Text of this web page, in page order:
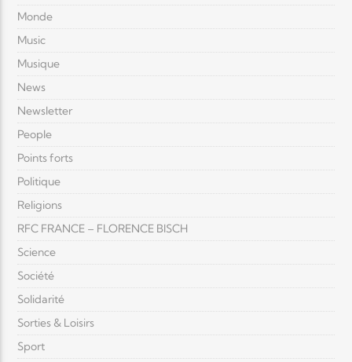
Monde
Music
Musique
News
Newsletter
People
Points forts
Politique
Religions
RFC FRANCE – FLORENCE BISCH
Science
Société
Solidarité
Sorties & Loisirs
Sport